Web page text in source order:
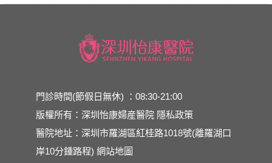
門診時間(節假日無休) ：08:30-21:00
版權所有：深圳怡康婦産醫院 隱私政策
醫院地址：深圳市羅湖區紅桂路1018號(離羅湖口
岸10分鍾路程)網站地圖